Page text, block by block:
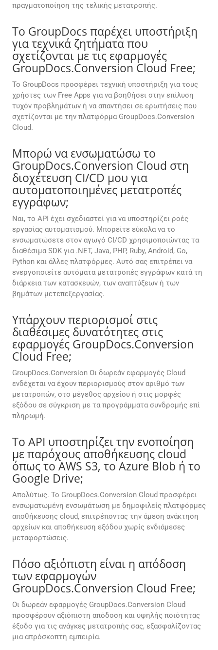
πραγματοποίηση της τελικής μετατροπής.
Το GroupDocs παρέχει υποστήριξη
για τεχνικά ζητήματα που
σχετίζονται με τις εφαρμογές
GroupDocs.Conversion Cloud Free;
Το GroupDocs προσφέρει τεχνική υποστήριξη για τους
χρήστες των Free Apps για να βοηθήσει στην επίλυση
τυχόν προβλημάτων ή να απαντήσει σε ερωτήσεις που
σχετίζονται με την πλατφόρμα GroupDocs.Conversion
Cloud.
Μπορώ να ενσωματώσω το
GroupDocs.Conversion Cloud στη
διοχέτευση CI/CD μου για
αυτοματοποιημένες μετατροπές
εγγράφων;
Ναι, το API έχει σχεδιαστεί για να υποστηρίζει ροές
εργασίας αυτοματισμού. Μπορείτε εύκολα να το
ενσωματώσετε στον αγωγό CI/CD χρησιμοποιώντας τα
διαθέσιμα SDK για .NET, Java, PHP, Ruby, Android, Go,
Python και άλλες πλατφόρμες. Αυτό σας επιτρέπει να
ενεργοποιείτε αυτόματα μετατροπές εγγράφων κατά τη
διάρκεια των κατασκευών, των αναπτύξεων ή των
βημάτων μετεπεξεργασίας.
Υπάρχουν περιορισμοί στις
διαθέσιμες δυνατότητες στις
εφαρμογές GroupDocs.Conversion
Cloud Free;
GroupDocs.Conversion Οι δωρεάν εφαρμογές Cloud
ενδέχεται να έχουν περιορισμούς στον αριθμό των
μετατροπών, στο μέγεθος αρχείου ή στις μορφές
εξόδου σε σύγκριση με τα προγράμματα συνδρομής επί
πληρωμή.
Το API υποστηρίζει την ενοποίηση
με παρόχους αποθήκευσης cloud
όπως το AWS S3, το Azure Blob ή το
Google Drive;
Απολύτως. Το GroupDocs.Conversion Cloud προσφέρει
ενσωματωμένη ενσωμάτωση με δημοφιλείς πλατφόρμες
αποθήκευσης cloud, επιτρέποντας την άμεση ανάκτηση
αρχείων και αποθήκευση εξόδου χωρίς ενδιάμεσες
μεταφορτώσεις.
Πόσο αξιόπιστη είναι η απόδοση
των εφαρμογών
GroupDocs.Conversion Cloud Free;
Οι δωρεάν εφαρμογές GroupDocs.Conversion Cloud
προσφέρουν αξιόπιστη απόδοση και υψηλής ποιότητας
έξοδο για τις ανάγκες μετατροπής σας, εξασφαλίζοντας
μια απρόσκοπτη εμπειρία.